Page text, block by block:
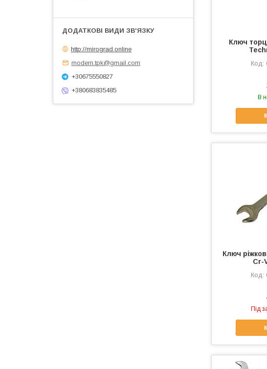
Ключ
В
Ключ
Cr-
Під
http://mirograd.online
modern.tpk@gmail.com
+30675550827
+380683835485